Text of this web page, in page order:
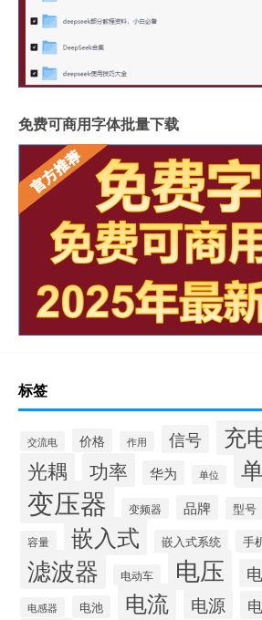
免费可商用字体批量下载
标签
交流电 价格 作用 信号 充
光耦 功率 华为 单位
变压器 变频器 品牌 型号
容量 嵌入式 嵌入式系统 手
滤波器 电动车 电压
电感器 电池 电流 电源